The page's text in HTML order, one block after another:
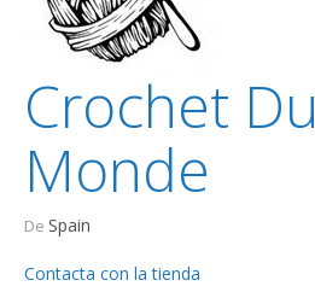
Crochet Du
Monde
De Spain
Contacta con la tienda